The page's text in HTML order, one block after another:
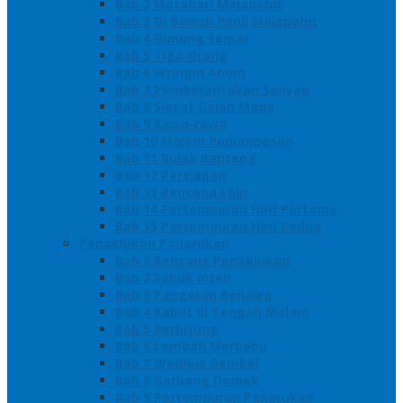
Bab 2 Matahari Majapahit
Bab 3 Di Bawah Panji Majapahit
Bab 4 Gunung Semar
Bab 5 Tiga Orang
Bab 6 Wringin Anom
Bab 7 Pemberontakan Senyap
Bab 8 Siasat Gajah Mada
Bab 9 Rawa-rawa
Bab 10 Malam Penumpasan
Bab 11 Bulak Banteng
Bab 12 Persiapan
Bab 13 Rencana Lain
Bab 14 Pertempuran Hari Pertama
Bab 15 Pertempuran Hari Kedua
Penaklukan Panarukan
Bab 1 Rencana Penaklukan
Bab 2 Sabuk Inten
Bab 3 Pangeran Benawa
Bab 4 Kabut di Tengah Malam
Bab 5 Berhitung
Bab 6 Lembah Merbabu
Bab 7 Wedhus Gembel
Bab 8 Gerbang Demak
Bab 9 Pertempuran Panarukan